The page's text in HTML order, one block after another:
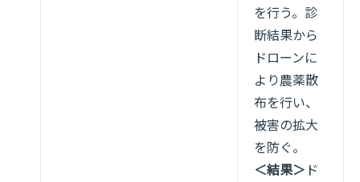
を行う。診
断結果から
ドローンに
より農薬散
布を行い、
被害の拡大
を防ぐ。
＜結果＞ ド